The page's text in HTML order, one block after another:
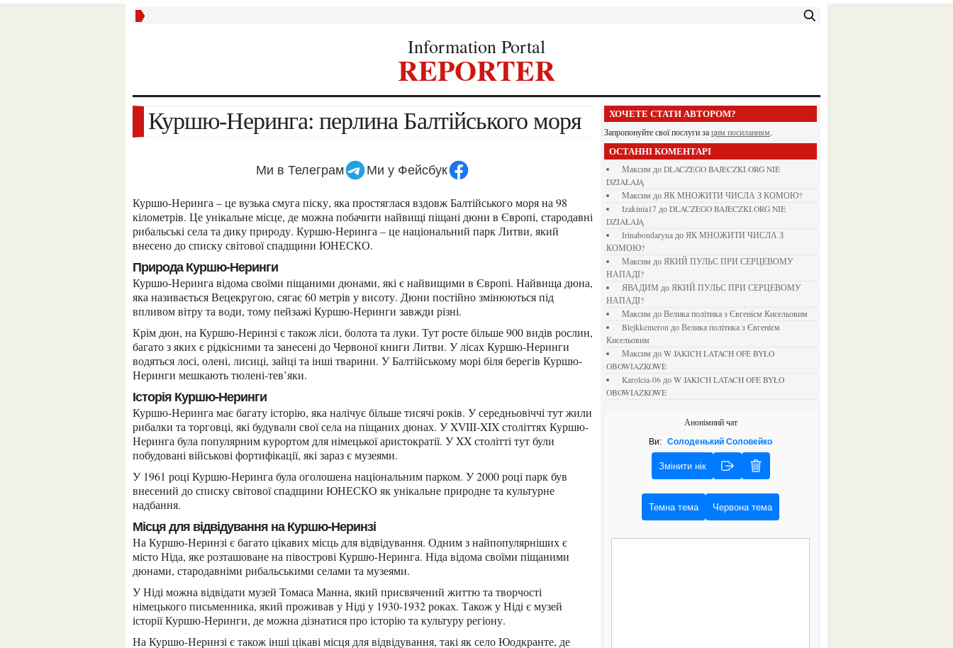
Information Portal
REPORTER
Куршю-Неринга: перлина Балтійського моря
Ми в Телеграм Ми у Фейсбук
Куршю-Неринга – це вузька смуга піску, яка простяглася вздовж Балтійського моря на 98
кілометрів. Це унікальне місце, де можна побачити найвищі піщані дюни в Європі, стародавні
рибальські села та дику природу. Куршю-Неринга – це національний парк Литви, який
внесено до списку світової спадщини ЮНЕСКО.
Природа Куршю-Неринги
Куршю-Неринга відома своїми піщаними дюнами, які є найвищими в Європі. Найвища дюна,
яка називається Вецекругою, сягає 60 метрів у висоту. Дюни постійно змінюються під
впливом вітру та води, тому пейзажі Куршю-Неринги завжди різні.
Крім дюн, на Куршю-Неринзі є також ліси, болота та луки. Тут росте більше 900 видів рослин,
багато з яких є рідкісними та занесені до Червоної книги Литви. У лісах Куршю-Неринги
водяться лосі, олені, лисиці, зайці та інші тварини. У Балтійському морі біля берегів Куршю-
Неринги мешкають тюлені-тев’яки.
Історія Куршю-Неринги
Куршю-Неринга має багату історію, яка налічує більше тисячі років. У середньовіччі тут жили
рибалки та торговці, які будували свої села на піщаних дюнах. У XVIII-XIX століттях Куршю-
Неринга була популярним курортом для німецької аристократії. У XX столітті тут були
побудовані військові фортифікації, які зараз є музеями.
У 1961 році Куршю-Неринга була оголошена національним парком. У 2000 році парк був
внесений до списку світової спадщини ЮНЕСКО як унікальне природне та культурне
надбання.
Місця для відвідування на Куршю-Неринзі
На Куршю-Неринзі є багато цікавих місць для відвідування. Одним з найпопулярніших є
місто Ніда, яке розташоване на півострові Куршю-Неринга. Ніда відома своїми піщаними
дюнами, стародавніми рибальськими селами та музеями.
У Ніді можна відвідати музей Томаса Манна, який присвячений життю та творчості
німецького письменника, який проживав у Ніді у 1930-1932 роках. Також у Ніді є музей
історії Куршю-Неринги, де можна дізнатися про історію та культуру регіону.
На Куршю-Неринзі є також інші цікаві місця для відвідування, такі як село Юодкранте, де
ХОЧЕТЕ СТАТИ АВТОРОМ?
Запропонуйте свої послуги за цим посиланням.
ОСТАННІ КОМЕНТАРІ
Максим до DLACZEGO BAJECZKI.ORG NIE
DZIAŁAJĄ
Максим до ЯК МНОЖИТИ ЧИСЛА З КОМОЮ?
izakinia17 до DLACZEGO BAJECZKI.ORG NIE
DZIAŁAJĄ
irinabondarynaдо ЯК МНОЖИТИ ЧИСЛА З
КОМОЮ?
Максим до ЯКИЙ ПУЛЬС ПРИ СЕРЦЕВОМУ
НАПАДІ?
ЯВАДИМ до ЯКИЙ ПУЛЬС ПРИ СЕРЦЕВОМУ
НАПАДІ?
Максим до Велика політика з Євгенієм Кисельовим
blejkkemeronдо Велика політика з Євгенієм
Кисельовим
Максим до W JAKICH LATACH OFE BYŁO
OBOWIAZKOWE
karolcia-06до W JAKICH LATACH OFE BYŁO
OBOWIAZKOWE
Анонімний чат
Ви: Солоденький Соловейко
Змінити нік
Темна тема Червона тема